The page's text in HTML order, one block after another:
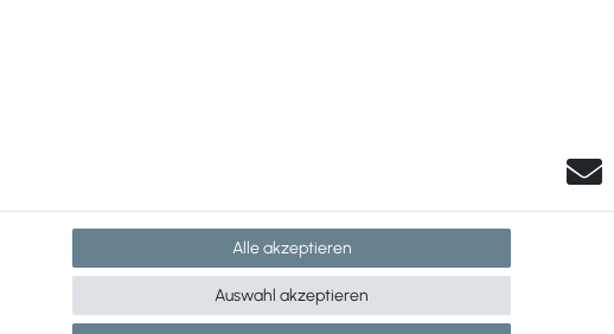
Alle akzeptieren
Auswahl akzeptieren